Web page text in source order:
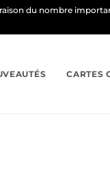
du nombre
CARTES